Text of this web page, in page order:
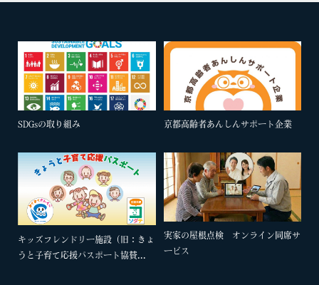
SDGsの取り組み 京都高齢者あんしんサポート企業
キッズフレンドリー施設（旧：きょ
うと子育て応援パスポート協賛...
実家の屋根点検 オンライン同席サ
ービス